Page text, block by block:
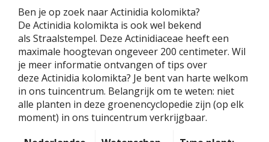
Ben je op zoek naar Actinidia kolomikta?
De Actinidia kolomikta is ook wel bekend
als Straalstempel. Deze Actinidiaceae heeft een
maximale hoogtevan ongeveer 200 centimeter. Wil
je meer informatie ontvangen of tips over
deze Actinidia kolomikta? Je bent van harte welkom
in ons tuincentrum. Belangrijk om te weten: niet
alle planten in deze groenencyclopedie zijn (op elk
moment) in ons tuincentrum verkrijgbaar.